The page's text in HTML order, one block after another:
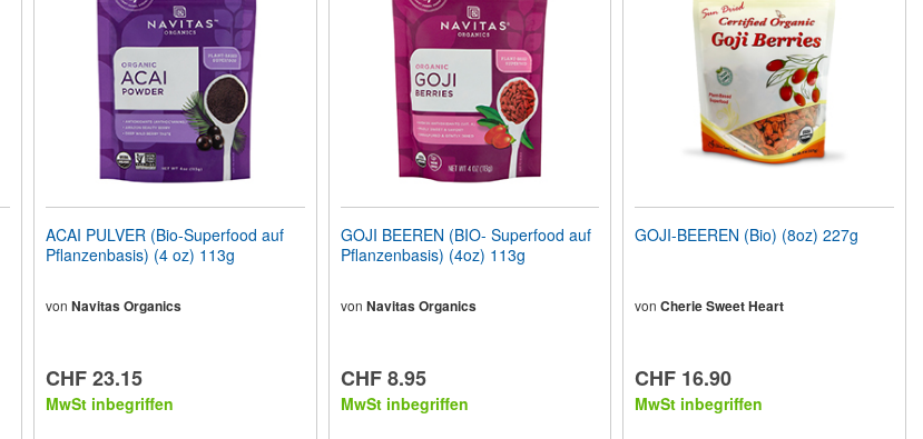
ACAI PULVER (Bio-Superfood auf
Pflanzenbasis) (4 oz) 113g
von Navitas Organics
CHF 23.15
MwSt inbegriffen
GOJI BEEREN (BIO- Superfood auf
Pflanzenbasis) (4oz) 113g
von Navitas Organics
CHF 8.95
MwSt inbegriffen
GOJI-BEEREN (Bio) (8oz) 227g
von Cherie Sweet Heart
CHF 16.90
MwSt inbegriffen